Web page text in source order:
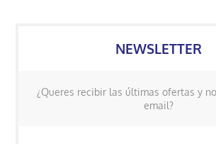
NEWSLETTER
¿Queres recibir las últimas ofertas y
email?